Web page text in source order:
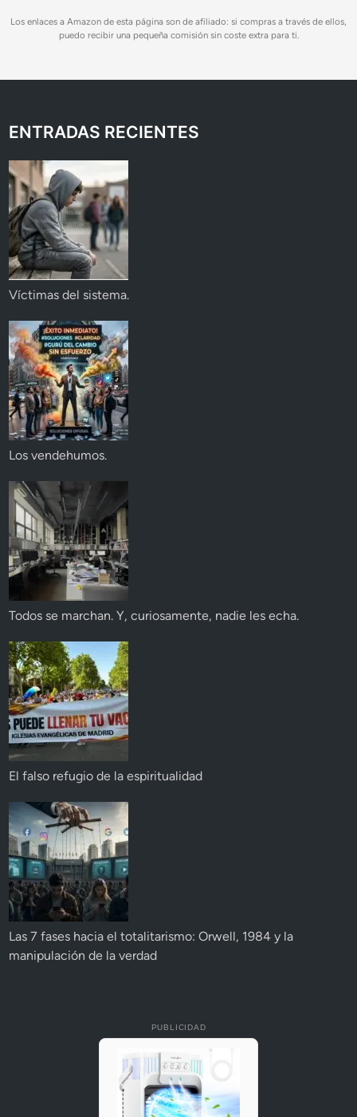
Los enlaces a Amazon de esta página son de afiliado: si compras a través de ellos,
puedo recibir una pequeña comisión sin coste extra para ti.
ENTRADAS RECIENTES
Víctimas del sistema.
Los vendehumos.
Todos se marchan. Y, curiosamente, nadie les echa.
El falso refugio de la espiritualidad
Las 7 fases hacia el totalitarismo: Orwell, 1984 y la
manipulación de la verdad
PUBLICIDAD